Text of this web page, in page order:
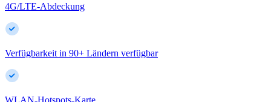
4G/LTE-Abdeckung
Verfügbarkeit in 90+ Ländern verfügbar
WLAN-Hotspots-Karte